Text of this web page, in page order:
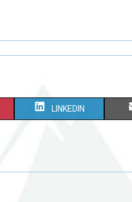
S
R
LINKEDIN